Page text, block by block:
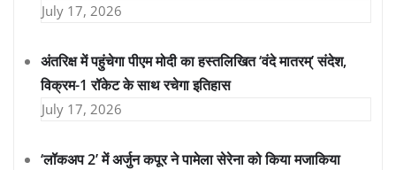
July 17, 2026
अंतरिक्ष में पहुंचेगा पीएम मोदी का हस्तलिखित ‘वंदे मातरम्’ संदेश,
विक्रम-1 रॉकेट के साथ रचेगा इतिहास
July 17, 2026
‘लॉकअप 2’ में अर्जुन कपूर ने पामेला सेरेना को किया मजाकिया